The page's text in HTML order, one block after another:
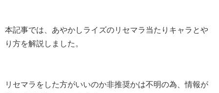
本記事では、あやかしライズのリセマラ当たりキャラとや
り方を解説しました。
リセマラをした方がいいのか非推奨かは不明の為、情報が